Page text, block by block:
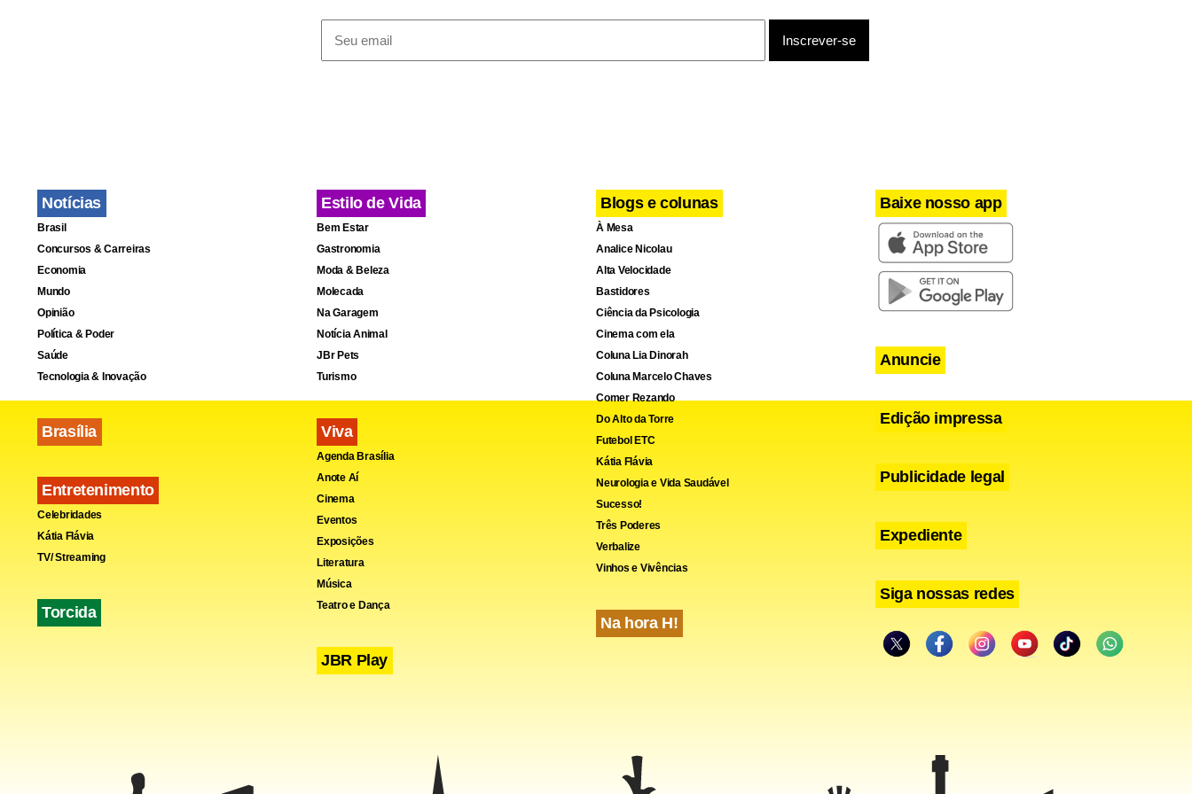
feito pelo jornal O Estado de S.Paulo. Berni Neto também não foi localizado para
comentar as acusações. O caso foi revelado nesta terça-feira pela Folha de S.Paulo.
Facebook
WhatsApp Telegram
Share
Notícias
Brasil
Concursos & Carreiras
Economia
Mundo
Opinião
Política & Poder
Saúde
Tecnologia & Inovação
Brasília
Entretenimento
Celebridades
Kátia Flávia
TV/ Streaming
Torcida
Estilo de Vida
Bem Estar
Gastronomia
Moda & Beleza
Molecada
Na Garagem
Notícia Animal
JBr Pets
Turismo
Viva
Agenda Brasília
Anote Aí
Cinema
Eventos
Exposições
Literatura
Música
Teatro e Dança
JBR Play
Blogs e colunas
À Mesa
Analice Nicolau
Alta Velocidade
Bastidores
Ciência da Psicologia
Cinema com ela
Coluna Lia Dinorah
Coluna Marcelo Chaves
Comer Rezando
Do Alto da Torre
Futebol ETC
Kátia Flávia
Neurologia e Vida Saudável
Sucesso!
Três Poderes
Verbalize
Vinhos e Vivências
Na hora H!
Baixe nosso app
Anuncie
Edição impressa
Publicidade legal
Expediente
Siga nossas redes